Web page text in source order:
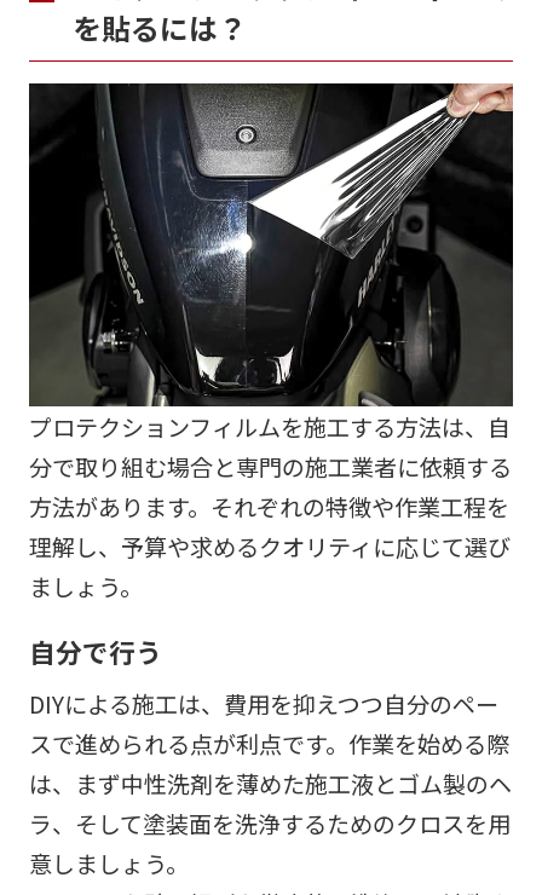
を貼るには？
プロテクションフィルムを施工する方法は、自
分で取り組む場合と専門の施工業者に依頼する
方法があります。それぞれの特徴や作業工程を
理解し、予算や求めるクオリティに応じて選び
ましょう。
自分で行う
DIYによる施工は、費用を抑えつつ自分のペー
スで進められる点が利点です。作業を始める際
は、まず中性洗剤を薄めた施工液とゴム製のヘ
ラ、そして塗装面を洗浄するためのクロスを用
意しましょう。